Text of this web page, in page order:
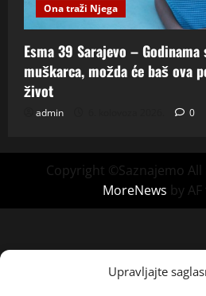
Upravljajte
Ona traži Njega
Esma 39 Sarajevo –
muškarca, možda će baš ova
život
admin 0
Copyright ©Saznajemo
MoreNews by